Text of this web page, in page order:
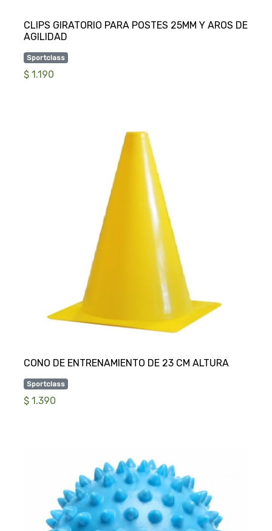
CLIPS GIRATORIO PARA POSTES 25MM Y AROS DE
Sportclass
$ 1.190
Sportclass
$ 1.390